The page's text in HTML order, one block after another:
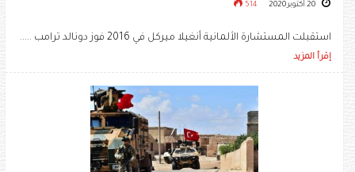
514
استقبلت المستشارة الألمانية أنغيلا ميركل في 2016 فوز دونالد ترامب .....
إقرأ المزيد